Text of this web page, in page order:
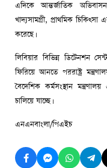
এদিকে আন্তর্জাতিক
খাদ্যসামগ্রী, প্রাথমিক
করেছে।
লিবিয়ার বিভিন্ন ডিটেনশন
ফিরিয়ে আনতে পররাষ্ট্র
বৈদেশিক কর্মসংস্থান
চালিয়ে যাচ্ছে।
এনএনবাংলা/পিএইচ